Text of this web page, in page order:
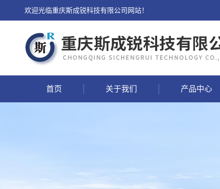
欢迎光临重庆斯成锐科技有限公司网站！
首页 关于我们 产品中心